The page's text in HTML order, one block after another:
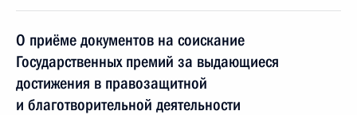
О приёме документов на соискание
Государственных премий за выдающиеся
достижения в правозащитной
и благотворительной деятельности